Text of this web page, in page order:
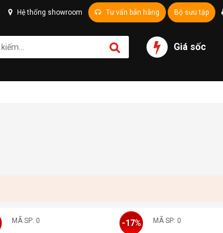
Hệ thống showroom Tư vấn bán hàng Bộ sưu tập
Giá sốc
MÃ SP: 0 -17% MÃ SP: 0